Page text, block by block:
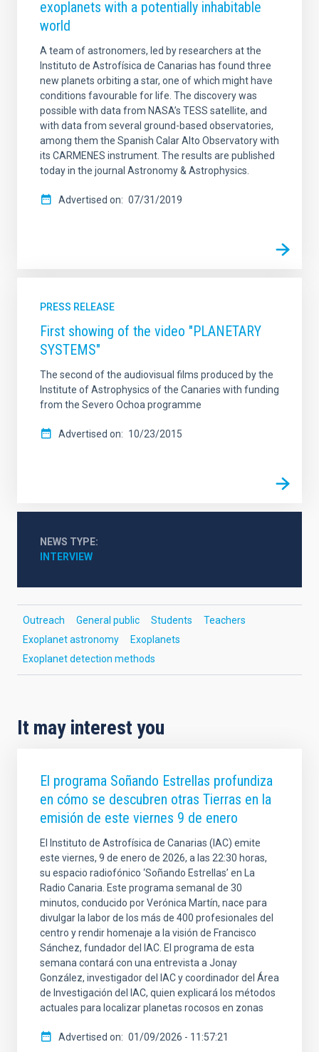
exoplanets with a potentially inhabitable
world
A team of astronomers, led by researchers at the
Instituto de Astrofísica de Canarias has found three
new planets orbiting a star, one of which might have
conditions favourable for life. The discovery was
possible with data from NASA’s TESS satellite, and
with data from several ground-based observatories,
among them the Spanish Calar Alto Observatory with
its CARMENES instrument. The results are published
today in the journal Astronomy & Astrophysics.
Advertised on 07/31/2019
PRESS RELEASE
First showing of the video "PLANETARY
SYSTEMS"
The second of the audiovisual films produced by the
Institute of Astrophysics of the Canaries with funding
from the Severo Ochoa programme
Advertised on 10/23/2015
NEWS TYPE
INTERVIEW
Outreach General public Students
Teachers
Exoplanet astronomy
Exoplanets
Exoplanet detection methods
It may interest you
El programa Soñando Estrellas profundiza
en cómo se descubren otras Tierras en la
emisión de este viernes 9 de enero
El Instituto de Astrofísica de Canarias (IAC) emite
este viernes, 9 de enero de 2026, a las 22:30 horas,
su espacio radiofónico ‘Soñando Estrellas’ en La
Radio Canaria. Este programa semanal de 30
minutos, conducido por Verónica Martín, nace para
divulgar la labor de los más de 400 profesionales del
centro y rendir homenaje a la visión de Francisco
Sánchez, fundador del IAC. El programa de esta
semana contará con una entrevista a Jonay
González, investigador del IAC y coordinador del Área
de Investigación del IAC, quien explicará los métodos
actuales para localizar planetas rocosos en zonas
Advertised on 01/09/2026 - 11:57:21